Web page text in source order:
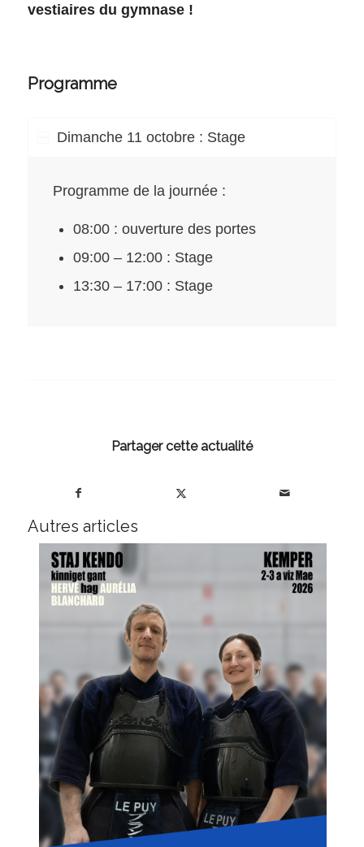
vestiaires du gymnase !
Programme
Dimanche 11 octobre : Stage
Programme de la journée :
08:00 : ouverture des portes
09:00 – 12:00 : Stage
13:30 – 17:00 : Stage
Partager cette actualité
Autres articles